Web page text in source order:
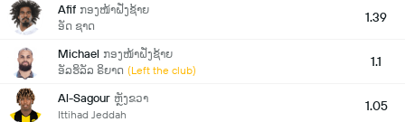
Afif ກອງໜ້າຝັ່ງຊ້າຍ
ອັດ ຊາດ
1.39
Michael ກອງໜ້າຝັ່ງຊ້າຍ
ອັລຮິລັລ ຣິຍາດ (Left the club)
1.1
Al-Sagour ຫຼັງຂວາ
Ittihad Jeddah
1.05